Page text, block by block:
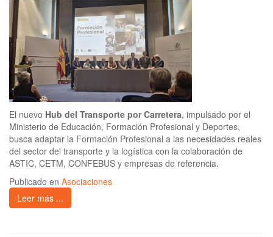
El nuevo Hub del Transporte por Carretera, impulsado por el
Ministerio de Educación, Formación Profesional y Deportes,
busca adaptar la Formación Profesional a las necesidades reales
del sector del transporte y la logística con la colaboración de
ASTIC, CETM, CONFEBUS y empresas de referencia.
Publicado en Asociaciones
Leer más ...